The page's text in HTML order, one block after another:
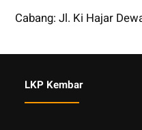
Cabang: Jl. Ki Hajar
LKP Kembar